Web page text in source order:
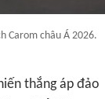
Carom châu Á 2026.
thắng áp đảo